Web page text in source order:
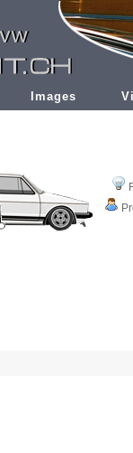
Images